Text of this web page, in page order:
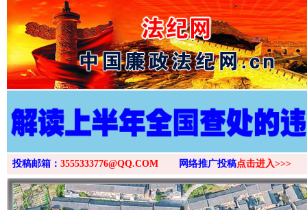
>
投稿邮箱： 3555333776@QQ.COM 网络推广投稿点击进入>>>